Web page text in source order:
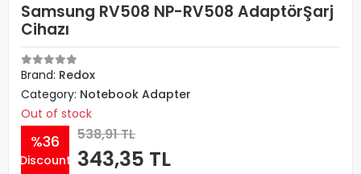
Samsung RV508 NP-RV508 AdaptörŞarj
Cihazı
Brand: Redox
Category: Notebook Adapter
Out of stock
%36
Discount
538,91 TL
343,35 TL